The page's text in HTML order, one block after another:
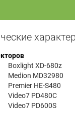
Boxlight XD-680z
Medion MD32980
Premier HE-S480
Video7 PD480C
Video7 PD600S